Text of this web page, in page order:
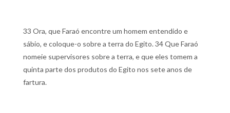
33 Ora, que Faraó encontre um homem entendido e
sábio, e coloque-o sobre a terra do Egito. 34 Que Faraó
nomeie supervisores sobre a terra, e que eles tomem a
quinta parte dos produtos do Egito nos sete anos de
fartura.